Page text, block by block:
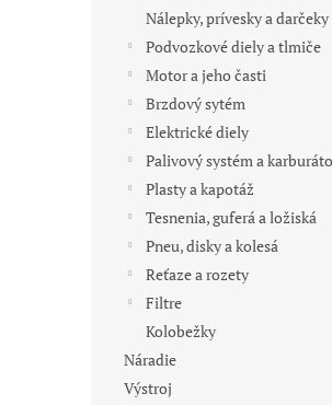
Nálepky, prívesky a darčeky
Podvozkové diely a tlmiče
Motor a jeho časti
Brzdový sytém
Elektrické diely
Palivový systém a
Plasty a kapotáž
Tesnenia, guferá a ložiská
Pneu, disky a kolesá
Reťaze a rozety
Filtre
Kolobežky
Náradie
Výstroj